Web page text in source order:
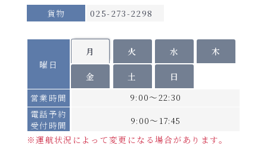
※船舶は変更になる場合がございます。
運航日
月・水・金
秋田着
→
翌日05：05着
南行き【2026年10月1日出港便より】
運航日
水・金・日
新潟着
→
15：30着
期
2026年8月3日～6
日、8月16日、9月17
日、9月27日
南行
8月17
日、9
期
2026年8月1日～8月
～16
貨物 025-273-2298
曜日
営業時間
電話予約
受付時間
月 火 水 木
金 土
日
9:00～22:30
9:00～17:45
※運航状況によって変更になる場合があります。